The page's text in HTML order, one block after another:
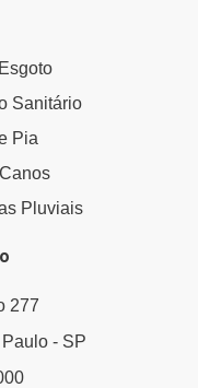
Sanitário
Pia
Pluviais
277
- SP